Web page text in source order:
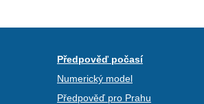
Předpověď počasí
Numerický model
Předpověď pro Prahu